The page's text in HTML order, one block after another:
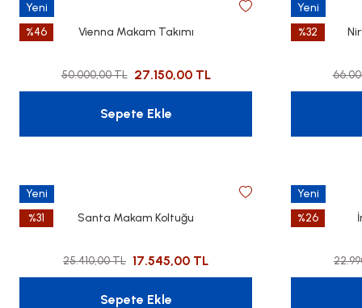
Yeni
%46
Vienna Makam Takımı
50.000,00 TL 27.150,00 TL
Sepete Ekle
Yeni
%32
Yeni
%31
Santa Makam Koltuğu
25.410,00 TL 17.545,00 TL
Sepete Ekle
Yeni
%26